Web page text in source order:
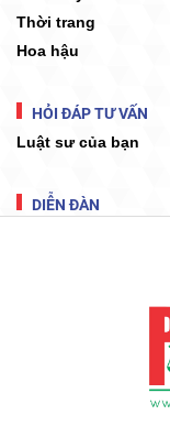
Thời trang
Hoa hậu
HỎI ĐÁP TƯ VẤN
Luật sư của bạn
DIỄN ĐÀN